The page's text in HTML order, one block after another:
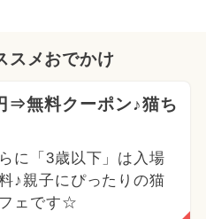
スメおでかけ
⇒無料クーポン♪猫ち
に「3歳以下」は入場
♪親子にぴったりの猫
ェです☆